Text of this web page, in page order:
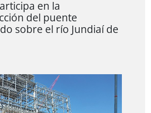
en la
del puente
sobre el río Jundiaí de